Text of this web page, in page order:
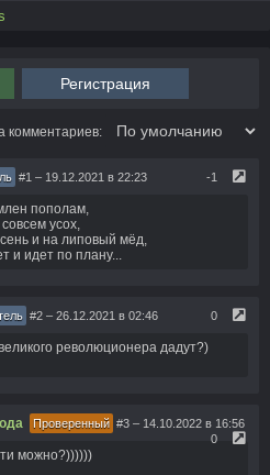
Регистрация
комментариев:
#1 – 19.12.2021 в 22:23 -1
пополам,
усох,
и на липовый мёд,
и идет по плану...
#2 – 26.12.2021 в 02:46 0
революционера дадут?)
Проверенный #3 – 14.10.2022 в 16:56
0
можно?))))))